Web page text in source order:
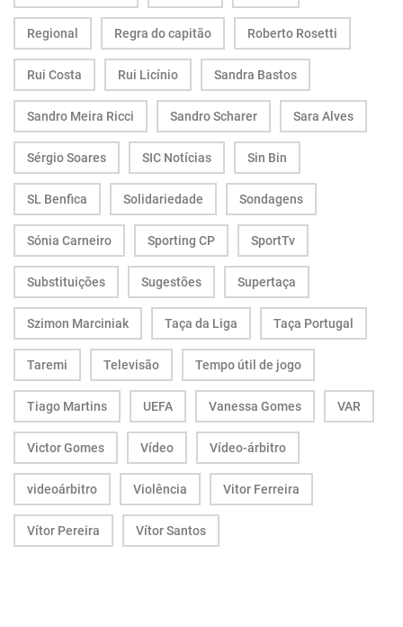
Regional Regra do capitão Roberto Rosetti
Rui Costa Rui Licínio Sandra Bastos
Sandro Meira Ricci Sandro Scharer Sara Alves
Sérgio Soares SIC Notícias Sin Bin
SL Benfica Solidariedade Sondagens
Sónia Carneiro Sporting CP SportTv
Substituições Sugestões Supertaça
Szimon Marciniak Taça da Liga Taça Portugal
Taremi Televisão Tempo útil de jogo
Tiago Martins UEFA Vanessa Gomes VAR
Victor Gomes Vídeo Vídeo-árbitro
videoárbitro Violência Vitor Ferreira
Vítor Pereira Vítor Santos